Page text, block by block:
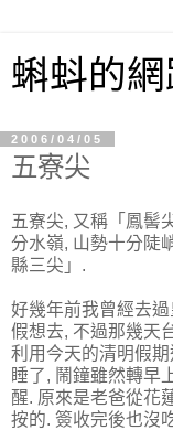
蝌蚪的
2006/04/05
五寮尖
五寮尖, 又稱「鳳髻
分水嶺, 山勢十分陡
縣三尖」.
好幾年前我曾經去
假想去, 不過那幾天
利用今天的清明假
睡了, 鬧鐘雖然轉早
醒. 原來是老爸從花
按的. 簽收完後也沒